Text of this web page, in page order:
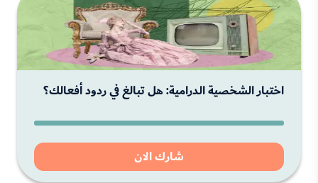
اختبار الشخصية الدرامية: هل تبالغ في ردود أفعالك؟
شارك الان